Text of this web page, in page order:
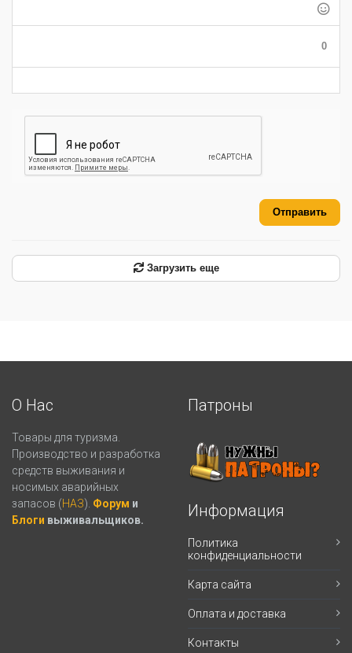
0
Отправить
Загрузить еще
О Нас
Товары для туризма.
Производство и разработка
средств выживания и
носимых аварийных
запасов (НАЗ). Форум и
Блоги выживальщиков.
Патроны
Информация
Политика
конфиденциальности
Карта сайта
Оплата и доставка
Контакты